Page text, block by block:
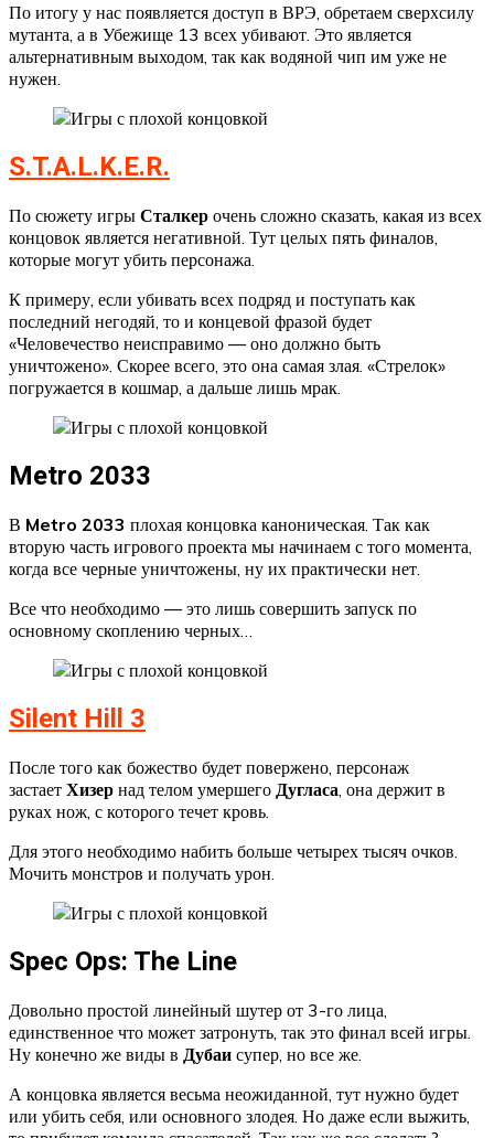
По итогу у нас появляется доступ в ВРЭ, обретаем сверхсилу
мутанта, а в Убежище 13 всех убивают. Это является
альтернативным выходом, так как водяной чип им уже не
нужен.
S.T.A.L.K.E.R.
По сюжету игры Сталкер очень сложно сказать, какая из всех
концовок является негативной. Тут целых пять финалов,
которые могут убить персонажа.
К примеру, если убивать всех подряд и поступать как
последний негодяй, то и концевой фразой будет
«Человечество неисправимо — оно должно быть
уничтожено». Скорее всего, это она самая злая. «Стрелок»
погружается в кошмар, а дальше лишь мрак.
Metro 2033
В Metro 2033 плохая концовка каноническая. Так как
вторую часть игрового проекта мы начинаем с того момента,
когда все черные уничтожены, ну их практически нет.
Все что необходимо — это лишь совершить запуск по
основному скоплению черных…
Silent Hill 3
После того как божество будет повержено, персонаж
застает Хизер над телом умершего Дугласа , она держит в
руках нож, с которого течет кровь.
Для этого необходимо набить больше четырех тысяч очков.
Мочить монстров и получать урон.
Spec Ops: The Line
Довольно простой линейный шутер от 3-го лица,
единственное что может затронуть, так это финал всей игры.
Ну конечно же виды в Дубаи супер, но все же.
А концовка является весьма неожиданной, тут нужно будет
или убить себя, или основного злодея. Но даже если выжить,